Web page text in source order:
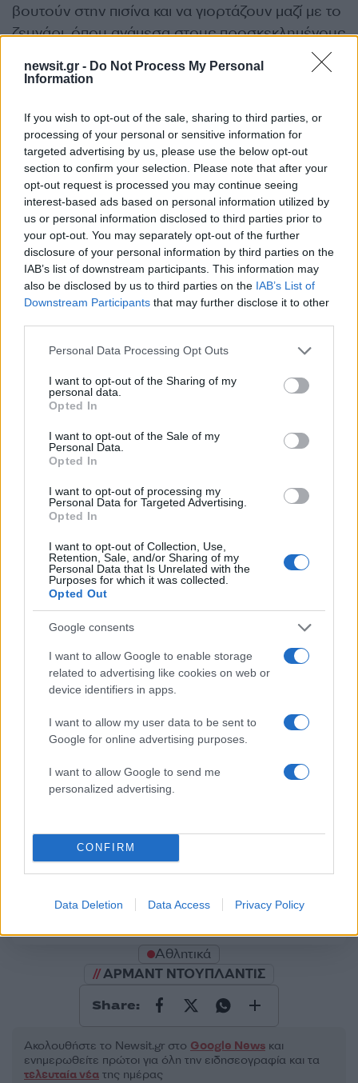
newsit.gr - Do Not Process My Personal
Information
If you wish to opt-out of the sale, sharing to third parties, or
processing of your personal or sensitive information for
targeted advertising by us, please use the below opt-out
section to confirm your selection. Please note that after your
opt-out request is processed you may continue seeing
interest-based ads based on personal information utilized by
us or personal information disclosed to third parties prior to
your opt-out. You may separately opt-out of the further
disclosure of your personal information by third parties on the
IAB’s list of downstream participants. This information may
also be disclosed by us to third parties on the IAB’s List of
Downstream Participants that may further disclose it to other
Please note that this website/app uses one or more Google
not limited to your visit or usage behaviour. You may click to
grant or deny consent to Google and its third-party tags to
use your data for below specified purposes in below Google
consent section.
Personal Data Processing Opt Outs
I want to opt-out of the Sharing of my
personal data.
Opted In
I want to opt-out of the Sale of my
Personal Data.
Opted In
I want to opt-out of processing my
Personal Data for Targeted Advertising.
Opted In
I want to opt-out of Collection, Use,
Retention, Sale, and/or Sharing of my
Personal Data that Is Unrelated with the
Purposes for which it was collected.
Opted Out
Google consents
I want to allow Google to enable storage
related to advertising like cookies on web or
device identifiers in apps.
I want to allow my user data to be sent to
Google for online advertising purposes.
I want to allow Google to send me
personalized advertising.
CONFIRM
Data Deletion Data Access Privacy Policy
βουτούν στην πισίνα και να γιορτάζουν μαζί με το
ζευγάρι, όπου ανάμεσα στους προσκεκλημένους
Σχόλια
Σχολίασε εδώ
Υποβολή σχολίου
. Το site προστατεύεται από reCAPTCHA, ισχύουν
Αθλητικά
ΑΡΜΑΝΤ ΝΤΟΥΠΛΑΝΤΙΣ
Share:
Ακολουθήστε το Νewsit.gr στο Google News και
ενημερωθείτε πρώτοι για όλη την ειδησεογραφία και τα
τελευταία νέα της ημέρας
Αν τα χάσατε
Από τη θεωρία στην πράξη:
Πώς το Novibet Backend
γενιά engineers
Έφυγαν οι
μέρα για την «Ελπίδα
Δημοκρατίας»